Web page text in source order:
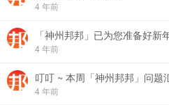
4 年前
「神州邦邦」已为您准备好新
4 年前
叮叮 ~ 本周「神州邦邦」问题
4 年前